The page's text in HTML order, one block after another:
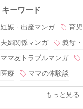
キーワード
妊娠・出産マンガ
育
夫婦関係マンガ
義母
ママ友トラブルマンガ
医療
ママの体験談
もっと見る